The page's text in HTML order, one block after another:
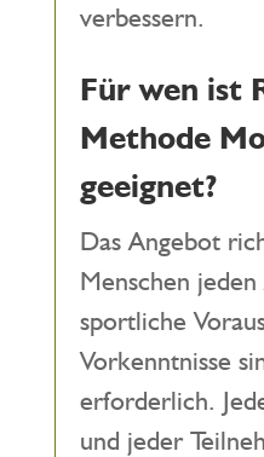
verbessern.
Für wen ist
Methode
geeignet?
Das Angebot
Menschen
sportliche
Vorkenntnisse
erforderlich.
und jeder